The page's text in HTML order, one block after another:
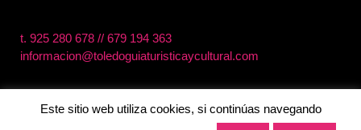
t.925 280 678 //679 194 363
informacion@toledoguiaturisticaycultural.com
0
Este sitio web utiliza cookies, si continúas navegando